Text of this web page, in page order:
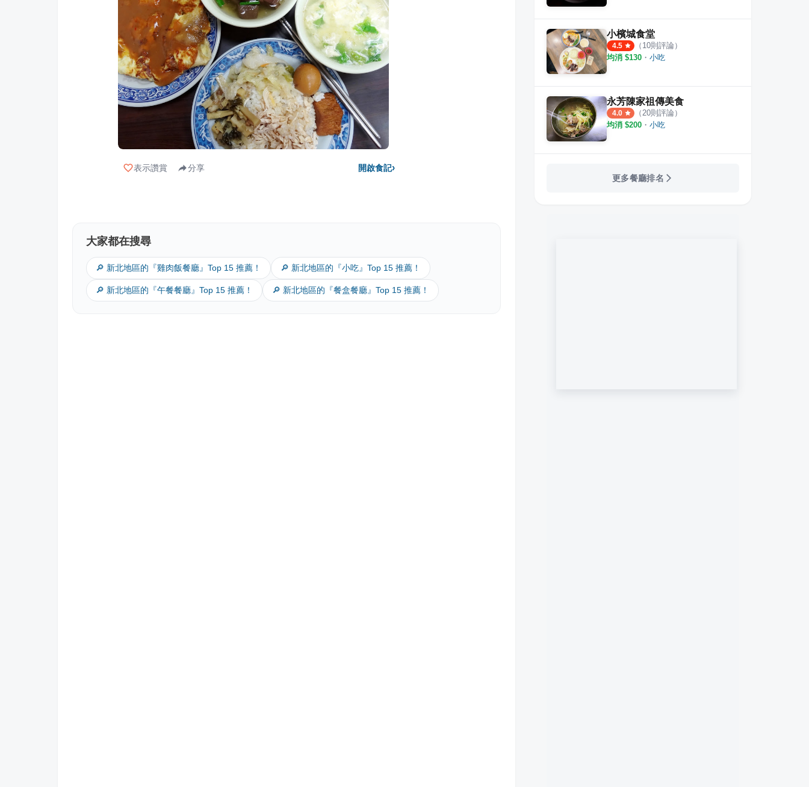
表示讚賞 分享 開啟食記›
大家都在搜尋
🔎 新北地區的『雞肉飯餐廳』Top 15 推薦！ 🔎 新北地區的『小吃』Top 15 推薦！
🔎 新北地區的『午餐餐廳』Top 15 推薦！ 🔎 新北地區的『餐盒餐廳』Top 15 推薦！
小檳城食堂
4.5 （ 10則評論）
均消 $130 ・ 小吃
永芳陳家祖傳美食
4.0 （ 20則評論）
均消 $200 ・ 小吃
更多餐廳排名